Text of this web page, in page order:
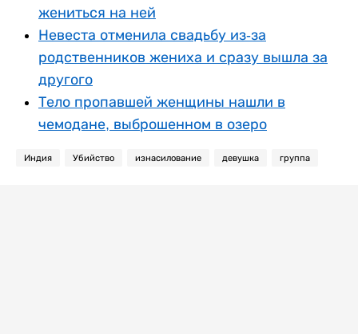
жениться на ней
Невеста отменила свадьбу из-за
родственников жениха и сразу вышла за
другого
Тело пропавшей женщины нашли в
чемодане, выброшенном в озеро
Индия Убийство изнасилование девушка группа